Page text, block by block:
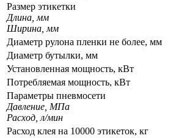
Размер этикетки
Длина, мм
Ширина, мм
Диаметр рулона пленки не более, мм
Диаметр бутылки, мм
Установленная мощность, кВт
Потребляемая мощность, кВт
Параметры пневмосети
Давление, МПа
Расход, л/мин
Расход клея на 10000 этикеток, кг